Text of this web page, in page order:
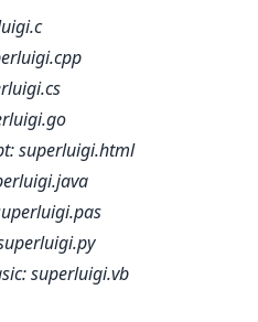
superluigi.html
superluigi.vb